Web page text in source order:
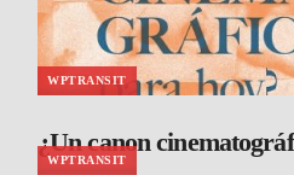
WPTRANSIT
¿Un canon
WPTRANSIT